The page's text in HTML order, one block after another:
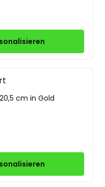
cm in Gold